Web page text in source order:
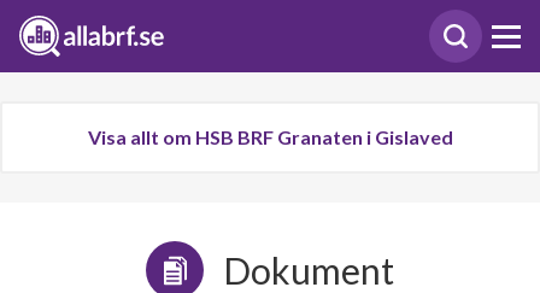
Visa allt om HSB BRF Granaten i Gislaved
Dokument